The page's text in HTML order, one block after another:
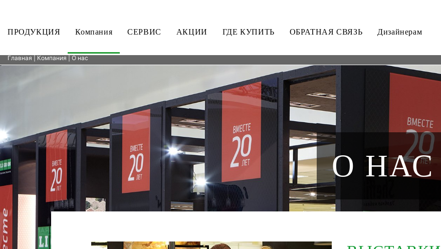
ПРОДУКЦИЯ Компания СЕРВИС АКЦИИ ГДЕ КУПИТЬ ОБРАТНАЯ СВЯЗЬ Дизайнерам
Главная Компания | О нас
О НАС